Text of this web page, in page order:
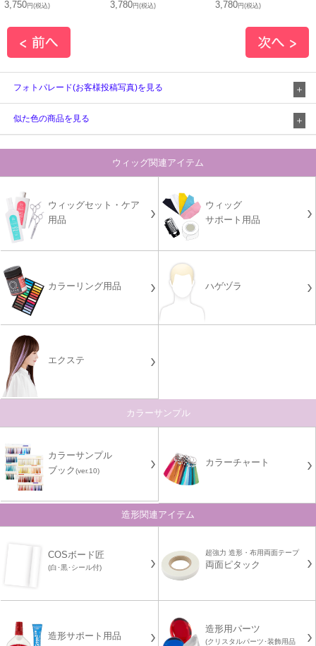
3,750円(税込) 3,780円(税込) 3,780円(税込)
フォトパレード(お客様投稿写真)を見る
似た色の商品を見る
ウィッグ関連アイテム
ウィッグセット・ケア
用品
ウィッグ
サポート用品
カラーリング用品 ハゲヅラ
エクステ
カラーサンプル
カラーサンプル
ブック(ver.10)
カラーチャート
造形関連アイテム
COSボード匠
(白･黒･シール付)
超強力 造形・布用両面テープ
両面ピタック
造形サポート用品
造形用パーツ
(クリスタルパーツ･装飾用品